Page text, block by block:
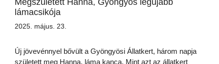
Megszületett Hanna, Gyöngyös legújabb
lámacsikója
2025. május. 23.
Új jövevénnyel bővült a Gyöngyösi Állatkert, három napja
született meg Hanna, láma kanca. Mint azt az állatkert